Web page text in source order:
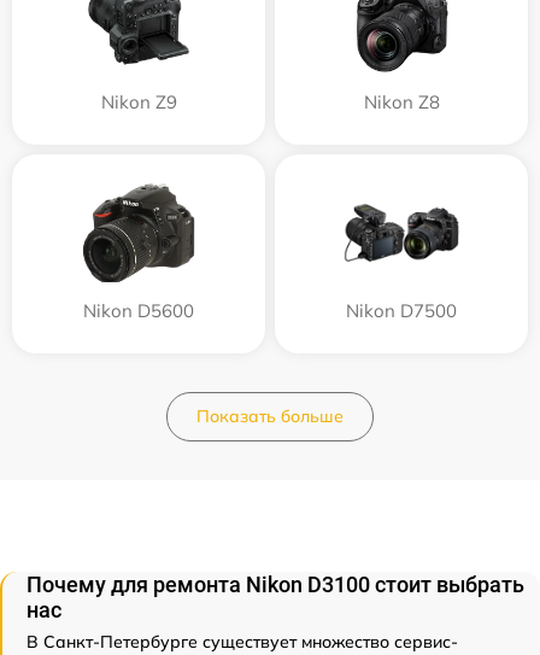
Nikon Z9 Nikon Z8
Nikon D5600 Nikon D7500
Показать больше
Почему для ремонта Nikon D3100 стоит выбрать
нас
В Санкт-Петербурге существует множество сервис-